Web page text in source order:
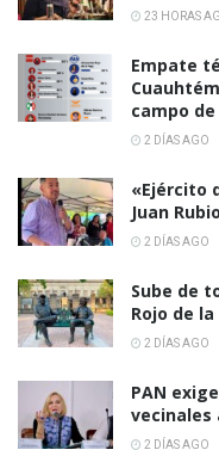
23 HORAS
Empate
campo
2 DÍAS AGO
«Ejército
Juan
2 DÍAS AGO
Sube de
Rojo de
2 DÍAS AGO
PAN
vecinales
2 DÍAS AGO